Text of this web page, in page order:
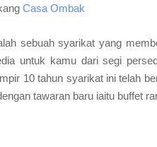
Casa Ombak
sebuah syarikat yang
untuk kamu dari segi
10 tahun syarikat ini telah
tawaran baru iaitu buffet